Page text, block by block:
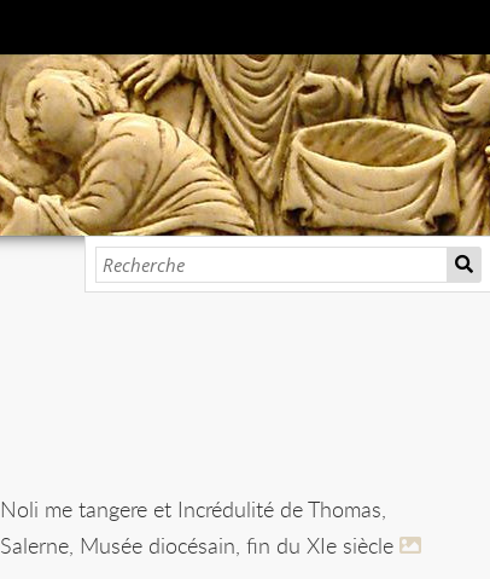
Noli me tangere et Incrédulité de Thomas,
Salerne, Musée diocésain, fin du XIe siècle